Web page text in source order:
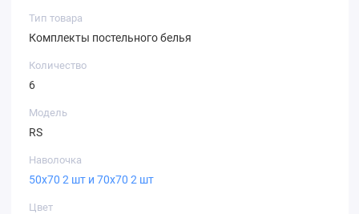
Тип товара
Комплекты постельного белья
Количество
6
Модель
RS
Наволочка
50х70 2 шт и 70х70 2 шт
Цвет